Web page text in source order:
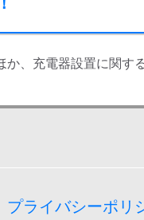
か、充電器設置に関す
プライバシーポリ